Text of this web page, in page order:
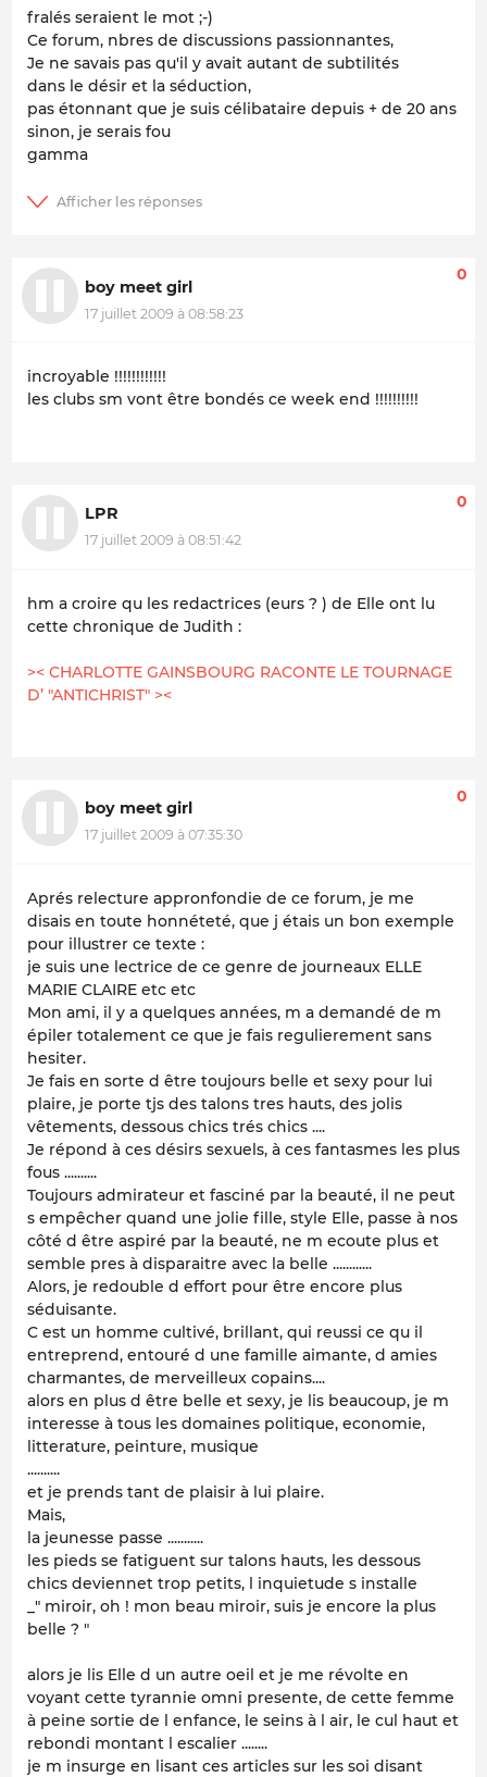
fralés seraient le mot ;-)
Ce forum, nbres de discussions passionnantes,
Je ne savais pas qu'il y avait autant de subtilités
dans le désir et la séduction,
pas étonnant que je suis célibataire depuis + de 20 ans
sinon, je serais fou
gamma
boy meet girl
17 juillet 2009 à 08:58:23
0
incroyable !!!!!!!!!!!!
les clubs sm vont être bondés ce week end !!!!!!!!!!
LPR
17 juillet 2009 à 08:51:42
0
hm a croire qu les redactrices (eurs ? ) de Elle ont lu
cette chronique de Judith :
>< CHARLOTTE GAINSBOURG RACONTE LE TOURNAGE
D’ "ANTICHRIST" ><
boy meet girl
17 juillet 2009 à 07:35:30
0
Aprés relecture appronfondie de ce forum, je me
disais en toute honnéteté, que j étais un bon exemple
pour illustrer ce texte :
je suis une lectrice de ce genre de journeaux ELLE
MARIE CLAIRE etc etc
Mon ami, il y a quelques années, m a demandé de m
épiler totalement ce que je fais regulierement sans
hesiter.
Je fais en sorte d être toujours belle et sexy pour lui
plaire, je porte tjs des talons tres hauts, des jolis
vêtements, dessous chics trés chics ....
Je répond à ces désirs sexuels, à ces fantasmes les plus
fous ..........
Toujours admirateur et fasciné par la beauté, il ne peut
s empêcher quand une jolie fille, style Elle, passe à nos
côté d être aspiré par la beauté, ne m ecoute plus et
semble pres à disparaitre avec la belle ............
Alors, je redouble d effort pour être encore plus
séduisante.
C est un homme cultivé, brillant, qui reussi ce qu il
entreprend, entouré d une famille aimante, d amies
charmantes, de merveilleux copains....
alors en plus d être belle et sexy, je lis beaucoup, je m
interesse à tous les domaines politique, economie,
litterature, peinture, musique
..........
et je prends tant de plaisir à lui plaire.
Mais,
la jeunesse passe ...........
les pieds se fatiguent sur talons hauts, les dessous
chics deviennet trop petits, l inquietude s installe
_" miroir, oh ! mon beau miroir, suis je encore la plus
belle ? "
alors je lis Elle d un autre oeil et je me révolte en
voyant cette tyrannie omni presente, de cette femme
à peine sortie de l enfance, le seins à l air, le cul haut et
rebondi montant l escalier ........
je m insurge en lisant ces articles sur les soi disant